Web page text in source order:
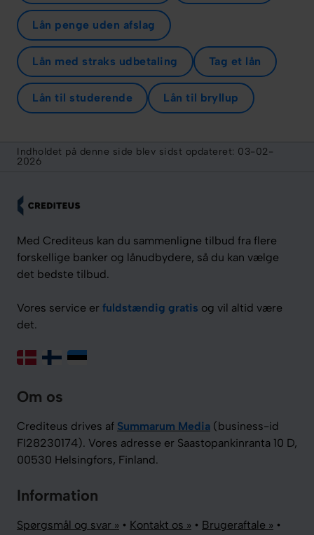
Lån penge uden afslag
Lån med straks udbetaling Tag et lån
Lån til studerende Lån til bryllup
Indholdet på denne side blev sidst opdateret: 03-02-
2026
Med Crediteus kan du sammenligne tilbud fra flere
forskellige banker og lånudbydere, så du kan vælge
det bedste tilbud.
Vores service er fuldstændig gratis og vil altid være
det.
Om os
Crediteus drives af Summarum Media (business-id
FI28230174). Vores adresse er Saastopankinranta 10 D,
00530 Helsingfors, Finland.
Information
Spørgsmål og svar » • Kontakt os » • Brugeraftale » •